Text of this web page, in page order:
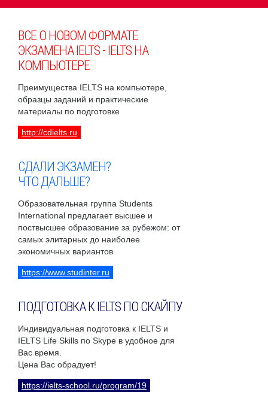
ВСЕ О НОВОМ ФОРМАТЕ
ЭКЗАМЕНА IELTS - IELTS НА
КОМПЬЮТЕРЕ
Преимущества IELTS на компьютере,
образцы заданий и практические
материалы по подготовке
http://cdielts.ru
СДАЛИ ЭКЗАМЕН?
ЧТО ДАЛЬШЕ?
Образовательная группа Students
International предлагает высшее и
поствысшее образование за рубежом: от
самых элитарных до наиболее
экономичных вариантов
https://www.studinter.ru
ПОДГОТОВКА К IELTS ПО СКАЙПУ
Индивидуальная подготовка к IELTS и
IELTS Life Skills по Skype в удобное для
Вас время.
Цена Вас обрадует!
https://ielts-school.ru/program/19